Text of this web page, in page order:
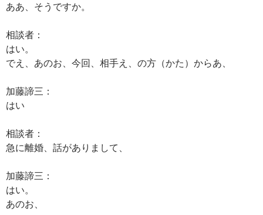
ああ、そうですか。
相談者：
はい。
でえ、あのお、今回、相手え、の方（かた）からあ、
加藤諦三：
はい
相談者：
急に離婚、話がありまして、
加藤諦三：
はい。
あのお、